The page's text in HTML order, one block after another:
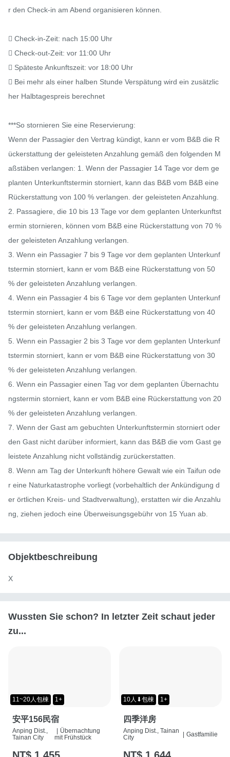
r den Check-in am Abend organisieren können.
 Check-in-Zeit: nach 15:00 Uhr
 Check-out-Zeit: vor 11:00 Uhr
 Späteste Ankunftszeit: vor 18:00 Uhr
 Bei mehr als einer halben Stunde Verspätung wird ein zusätzlic
her Halbtagespreis berechnet
***So stornieren Sie eine Reservierung:
Wenn der Passagier den Vertrag kündigt, kann er vom B&B die R
ückerstattung der geleisteten Anzahlung gemäß den folgenden M
aßstäben verlangen: 1. Wenn der Passagier 14 Tage vor dem ge
planten Unterkunftstermin storniert, kann das B&B vom B&B eine
Rückerstattung von 100 % verlangen. der geleisteten Anzahlung.
2. Passagiere, die 10 bis 13 Tage vor dem geplanten Unterkunftst
ermin stornieren, können vom B&B eine Rückerstattung von 70 %
der geleisteten Anzahlung verlangen.
3. Wenn ein Passagier 7 bis 9 Tage vor dem geplanten Unterkunf
tstermin storniert, kann er vom B&B eine Rückerstattung von 50
% der geleisteten Anzahlung verlangen.
4. Wenn ein Passagier 4 bis 6 Tage vor dem geplanten Unterkunf
tstermin storniert, kann er vom B&B eine Rückerstattung von 40
% der geleisteten Anzahlung verlangen.
5. Wenn ein Passagier 2 bis 3 Tage vor dem geplanten Unterkunf
tstermin storniert, kann er vom B&B eine Rückerstattung von 30
% der geleisteten Anzahlung verlangen.
6. Wenn ein Passagier einen Tag vor dem geplanten Übernachtu
ngstermin storniert, kann er vom B&B eine Rückerstattung von 20
% der geleisteten Anzahlung verlangen.
7. Wenn der Gast am gebuchten Unterkunftstermin storniert oder
den Gast nicht darüber informiert, kann das B&B die vom Gast ge
leistete Anzahlung nicht vollständig zurückerstatten.
8. Wenn am Tag der Unterkunft höhere Gewalt wie ein Taifun ode
r eine Naturkatastrophe vorliegt (vorbehaltlich der Ankündigung d
er örtlichen Kreis- und Stadtverwaltung), erstatten wir die Anzahlu
ng, ziehen jedoch eine Überweisungsgebühr von 15 Yuan ab.
Objektbeschreibung
X
Wussten Sie schon? In letzter Zeit schaut jeder
zu...
11~20人包棟 1+
安平156民宿
Anping Dist.,
Tainan City
Übernachtung
mit Frühstück
10人⬇包棟 1+
四季洋房
Anping Dist., Tainan
City
| Gastfamilie